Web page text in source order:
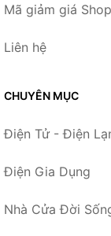
Mã giảm giá
Liên hệ
CHUYÊN MỤC
Điện Tử - Điện
Điện Gia Dụng
Nhà Cửa Đời